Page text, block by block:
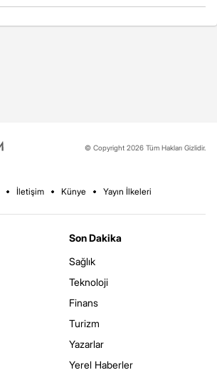
© Copyright 2026 Tüm Hakları Gizlidir.
İletişim Künye Yayın İlkeleri
Son Dakika
Sağlık
Teknoloji
Finans
Turizm
Yazarlar
Yerel Haberler